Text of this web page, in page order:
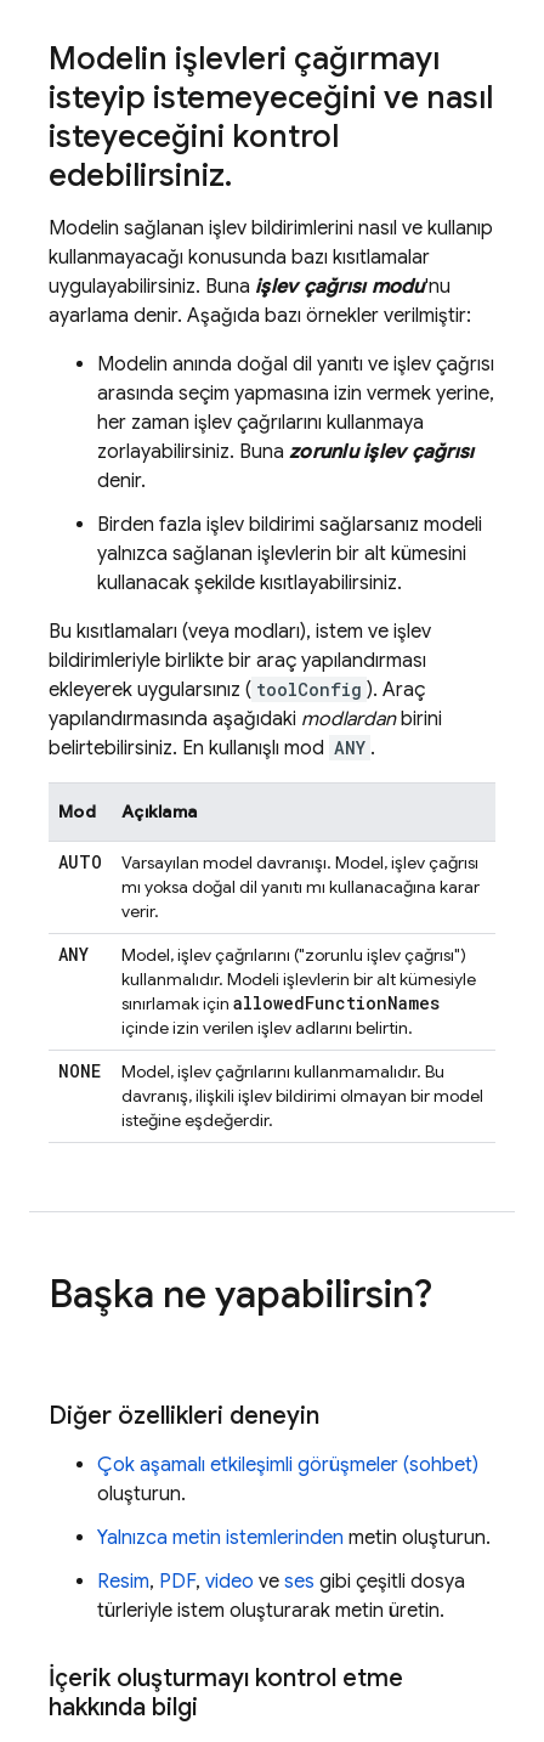
Modelin işlevleri çağırmayı
isteyip istemeyeceğini ve nasıl
isteyeceğini kontrol
edebilirsiniz.
Modelin sağlanan işlev bildirimlerini nasıl ve kullanıp
kullanmayacağı konusunda bazı kısıtlamalar
uygulayabilirsiniz. Buna işlev çağrısı modu'nu
ayarlama denir. Aşağıda bazı örnekler verilmiştir:
Modelin anında doğal dil yanıtı ve işlev çağrısı
arasında seçim yapmasına izin vermek yerine,
her zaman işlev çağrılarını kullanmaya
zorlayabilirsiniz. Buna zorunlu işlev çağrısı
denir.
Birden fazla işlev bildirimi sağlarsanız modeli
yalnızca sağlanan işlevlerin bir alt kümesini
kullanacak şekilde kısıtlayabilirsiniz.
Bu kısıtlamaları (veya modları), istem ve işlev
bildirimleriyle birlikte bir araç yapılandırması
ekleyerek uygularsınız ( toolConfig ). Araç
yapılandırmasında aşağıdaki modlardanbirini
belirtebilirsiniz. En kullanışlı mod ANY .
Mod Açıklama
AUTO
Varsayılan model davranışı. Model, işlev çağrısı
mı yoksa doğal dil yanıtı mı kullanacağına karar
verir.
ANY
Model, işlev çağrılarını ("zorunlu işlev çağrısı")
kullanmalıdır. Modeli işlevlerin bir alt kümesiyle
sınırlamak için allowedFunctionNames
içinde izin verilen işlev adlarını belirtin.
NONE
Model, işlev çağrılarını kullanmamalıdır. Bu
davranış, ilişkili işlev bildirimi olmayan bir model
isteğine eşdeğerdir.
Başka ne yapabilirsin?
Diğer özellikleri deneyin
Çok aşamalı etkileşimli görüşmeler (sohbet)
oluşturun.
Yalnızca metin istemlerinden metin oluşturun.
Resim, PDF, video ve ses gibi çeşitli dosya
türleriyle istem oluşturarak metin üretin.
İçerik oluşturmayı kontrol etme
hakkında bilgi